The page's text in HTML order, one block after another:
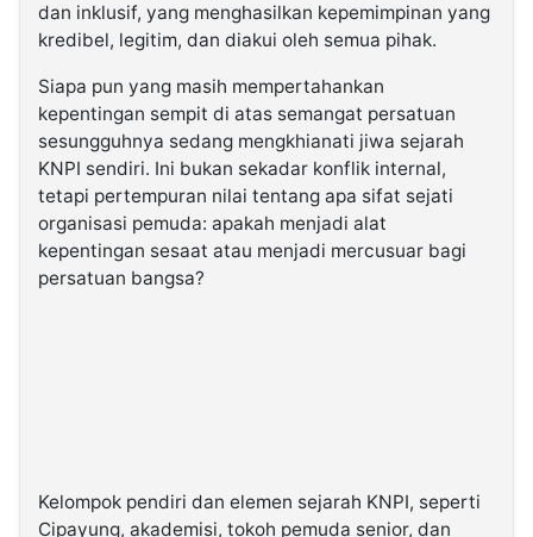
dan inklusif, yang menghasilkan kepemimpinan yang
kredibel, legitim, dan diakui oleh semua pihak.
Siapa pun yang masih mempertahankan
kepentingan sempit di atas semangat persatuan
sesungguhnya sedang mengkhianati jiwa sejarah
KNPI sendiri. Ini bukan sekadar konflik internal,
tetapi pertempuran nilai tentang apa sifat sejati
organisasi pemuda: apakah menjadi alat
kepentingan sesaat atau menjadi mercusuar bagi
persatuan bangsa?
Kelompok pendiri dan elemen sejarah KNPI, seperti
Cipayung, akademisi, tokoh pemuda senior, dan